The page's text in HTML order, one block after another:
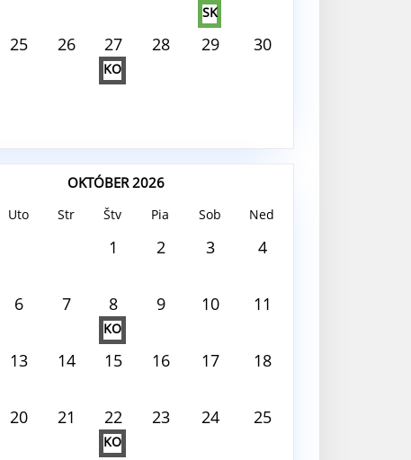
SK
25 26 27
KO
28 29 30
OKTÓBER 2026
Uto Str Štv Pia Sob Ned
1 2 3 4
6 7 8
KO
9 10 11
13 14 15 16 17 18
20 21 22
KO
23 24 25